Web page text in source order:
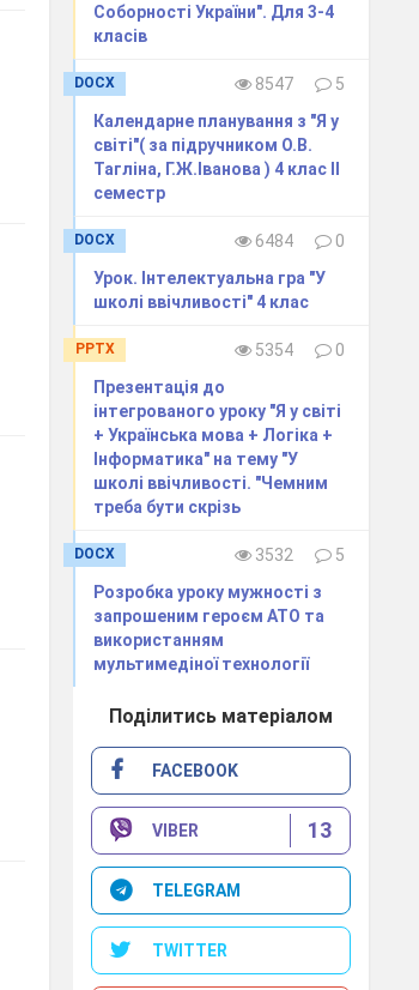
Соборності України". Для 3-4
класів
DOCX 8547
5
Календарне планування з "Я у
світі"( за підручником О.В.
Тагліна, Г.Ж.Іванова ) 4 клас ІІ
семестр
DOCX 6484
0
Урок. Інтелектуальна гра "У
школі ввічливості" 4 клас
PPTX 5354
0
Презентація до
інтегрованого уроку "Я у світі
+ Українська мова + Логіка +
Інформатика" на тему "У
школі ввічливості. "Чемним
треба бути скрізь
DOCX 3532
5
Розробка уроку мужності з
запрошеним героєм АТО та
використанням
мультимедіної технології
Поділитись матеріалом
FACEBOOK
VIBER 13
TELEGRAM
TWITTER